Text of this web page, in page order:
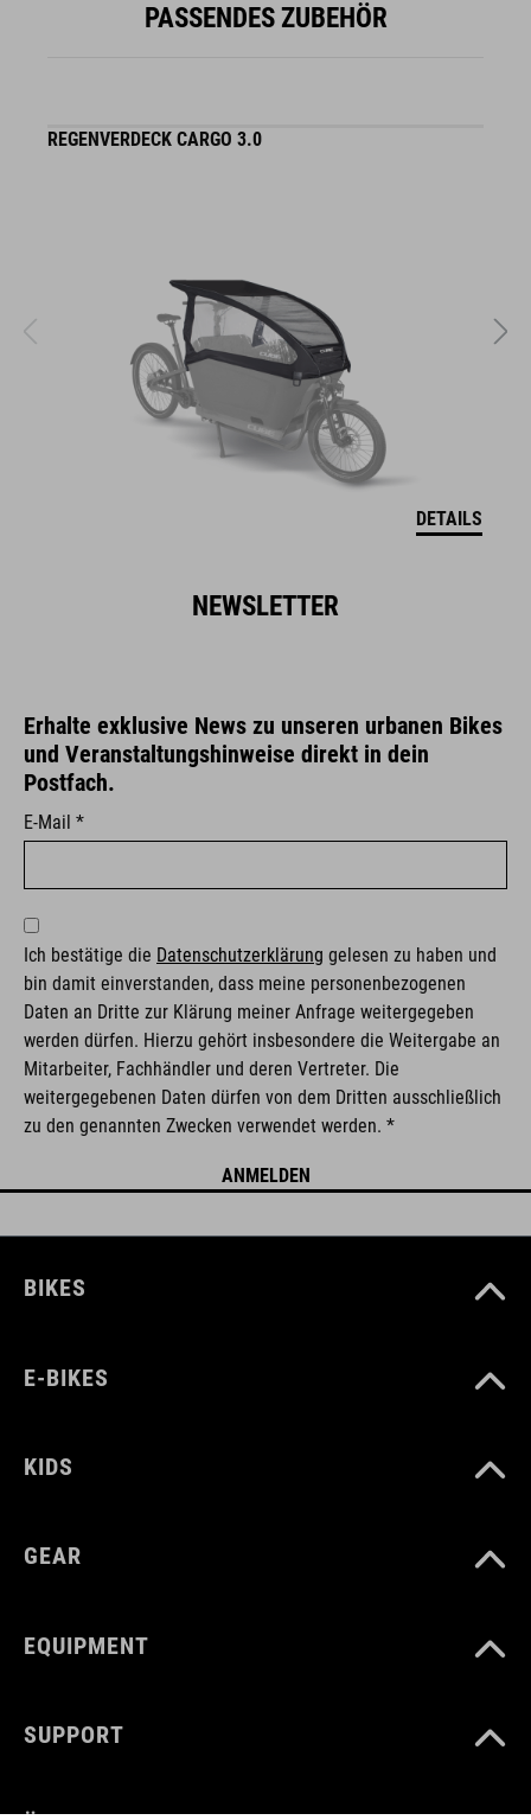
PASSENDES ZUBEHÖR
REGENVERDECK CARGO 3.0
DETAILS
NEWSLETTER
Erhalte exklusive News zu unseren urbanen Bikes
und Veranstaltungshinweise direkt in dein
Postfach.
E-Mail *
Ich bestätige die Datenschutzerklärung gelesen zu haben und
bin damit einverstanden, dass meine personenbezogenen
Daten an Dritte zur Klärung meiner Anfrage weitergegeben
werden dürfen. Hierzu gehört insbesondere die Weitergabe an
Mitarbeiter, Fachhändler und deren Vertreter. Die
weitergegebenen Daten dürfen von dem Dritten ausschließlich
zu den genannten Zwecken verwendet werden. *
BIKES
E-BIKES
KIDS
GEAR
EQUIPMENT
SUPPORT